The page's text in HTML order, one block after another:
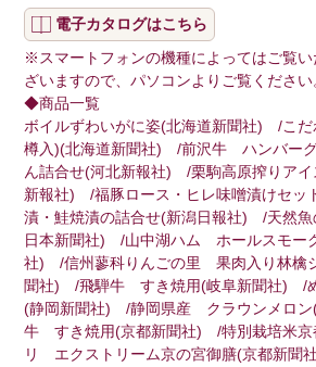
電子カタログはこちら
※スマートフォンの機種によってはご覧
ざいますので、パソコンよりご覧ください
◆商品一覧
ボイルずわいがに姿(北海道新聞社) /こだ
樽入)(北海道新聞社) /前沢牛 ハンバー
ん詰合せ(河北新報社) /栗駒高原搾りア
新報社) /福豚ロース・ヒレ味噌漬けセ
漬・鮭焼漬の詰合せ(新潟日報社) /天然魚
日本新聞社) /山中湖ハム ホールスモー
社) /信州蓼科りんごの里 果肉入り林檎
聞社) /飛騨牛 すき焼用(岐阜新聞社) /
(静岡新聞社) /静岡県産 クラウンメロ
牛 すき焼用(京都新聞社) /特別栽培米
リ エクストリーム京の宮御膳(京都新聞